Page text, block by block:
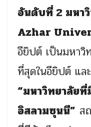
อันดับที่ 2 มหา
Azhar
อียิปต์ เป็นมหาวิ
ที่สุดในอียิปต์ แล
“มหาวิทยาลัย
อิสลามซุนนี” ส